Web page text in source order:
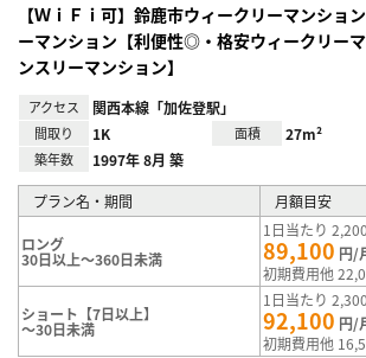
【ＷｉＦｉ可】鈴鹿市ウィークリーマンショ
ーマンション【利便性◎・格安ウィークリー
ンスリーマンション】
アクセス 関西本線「加佐登駅」
間取り 1K 面積 27m²
築年数 1997年 8月 築
プラン名・期間 月額目安
ロング
30日以上～360日未満
1日当たり
89,100 円/
初期費用他
ショート【7日以上】
～30日未満
1日当たり
92,100 円/
初期費用他